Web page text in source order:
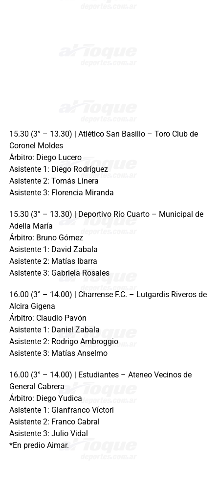
15.30 (3° – 13.30) | Atlético San Basilio – Toro Club de
Coronel Moldes
Árbitro: Diego Lucero
Asistente 1: Diego Rodríguez
Asistente 2: Tomás Linera
Asistente 3: Florencia Miranda
15.30 (3° – 13.30) | Deportivo Río Cuarto – Municipal de
Adelia María
Árbitro: Bruno Gómez
Asistente 1: David Zabala
Asistente 2: Matías Ibarra
Asistente 3: Gabriela Rosales
16.00 (3° – 14.00) | Charrense F.C. – Lutgardis Riveros de
Alcira Gigena
Árbitro: Claudio Pavón
Asistente 1: Daniel Zabala
Asistente 2: Rodrigo Ambroggio
Asistente 3: Matías Anselmo
16.00 (3° – 14.00) | Estudiantes – Ateneo Vecinos de
General Cabrera
Árbitro: Diego Yudica
Asistente 1: Gianfranco Víctori
Asistente 2: Franco Cabral
Asistente 3: Julio Vidal
*En predio Aimar.